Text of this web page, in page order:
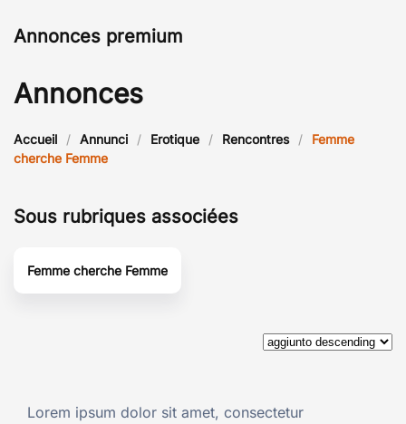
Annonces premium
Annonces
Accueil Annunci Erotique Rencontres
Femme
cherche Femme
Sous rubriques associées
Femme cherche Femme
Lorem ipsum dolor sit amet, consectetur